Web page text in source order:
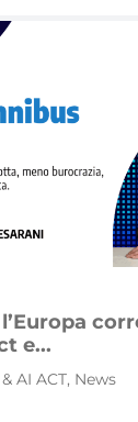
e...
AI ACT, News